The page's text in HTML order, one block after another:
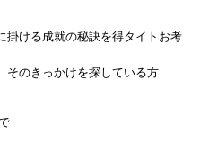
掛ける成就の秘訣を得タイトお考
そのきっかけを探している方